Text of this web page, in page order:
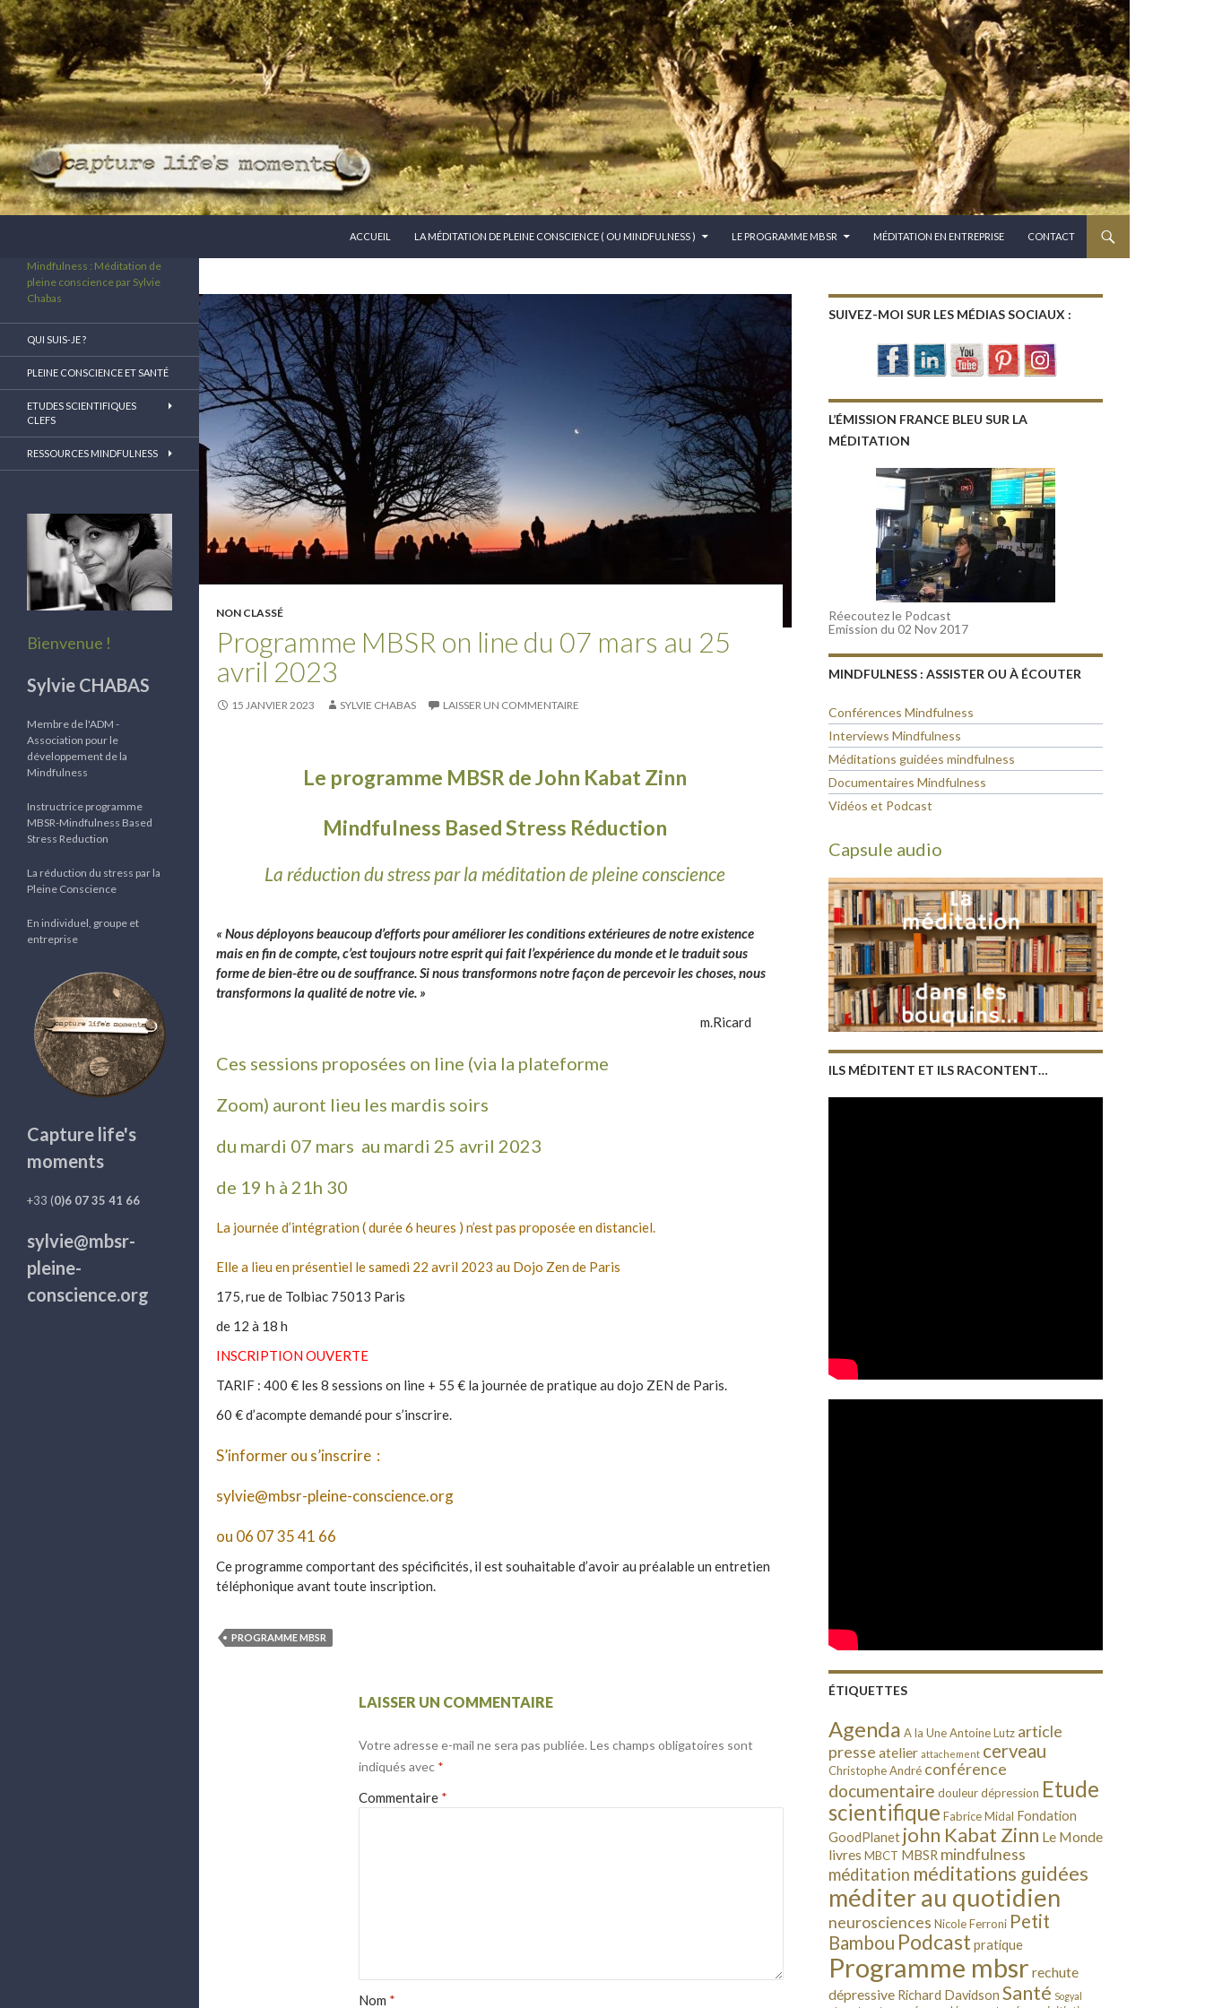
ACCUEIL
LA MÉDITATION DE PLEINE CONSCIENCE ( OU MINDFULNESS ) LE PROGRAMME MBSR MÉDITATION EN ENTREPRISE CONTACT
NON CLASSÉ
Programme MBSR on line du 07 mars au 25
avril 2023
15 JANVIER 2023 SYLVIE CHABAS LAISSER UN COMMENTAIRE
Le programme MBSR de John Kabat Zinn
Mindfulness BasedStress Réduction
La réduction du stress par la méditation de pleine conscience
« Nous déployons beaucoup d’efforts pour améliorer les conditions extérieures de notre existence
mais en fin de compte, c’est toujours notre esprit qui fait l’expérience du monde et le traduit sous
forme de bien-être ou de souffrance. Si nous transformons notre façon de percevoir les choses, nous
transformons la qualité de notre vie. »
m.Ricard
Ces sessions proposées on line (via la plateforme
Zoom) auront lieu les mardis soirs
du mardi 07 mars au mardi 25 avril 2023
de 19 h à 21h 30
La journée d’intégration ( durée 6 heures ) n’est pas proposée en distanciel.
Elle a lieu en présentiel le samedi 22 avril 2023 au Dojo Zen de Paris
175, rue de Tolbiac 75013 Paris
de 12 à 18 h
INSCRIPTION OUVERTE
TARIF : 400 € les 8 sessions on line + 55 € la journée de pratique au dojo ZEN de Paris.
60 € d’acompte demandé pour s’inscrire.
S’informer ou s’inscrire :
sylvie@mbsr-pleine-conscience.org
ou 06 07 35 41 66
Ce programme comportant des spécificités, il est souhaitable d’avoir au préalable un entretien
téléphonique avant toute inscription.
PROGRAMME MBSR
LAISSER UN COMMENTAIRE
Votre adresse e-mail ne sera pas publiée. Les champs obligatoires sont
indiqués avec *
Commentaire *
Nom *
SUIVEZ-MOI SUR LES MÉDIAS SOCIAUX :
L’ÉMISSION FRANCE BLEU SUR LA
MÉDITATION
Réecoutez le Podcast
Emission du 02 Nov 2017
MINDFULNESS : ASSISTER OU À ÉCOUTER
Conférences Mindfulness
Interviews Mindfulness
Méditations guidées mindfulness
Documentaires Mindfulness
Vidéos et Podcast
Capsule audio
ILS MÉDITENT ET ILS RACONTENT…
ÉTIQUETTES
Agenda A la UneAntoine Lutz article
presse atelier attachement cerveau
Christophe André conférence
documentaire douleurdépression Etude
scientifique Fabrice Midal Fondation
GoodPlanet john Kabat Zinn Le Monde
livres MBCT MBSR mindfulness
méditation méditations guidées
méditer au quotidien
neurosciences Nicole Ferroni Petit
Bambou Podcast pratique
Programme mbsr rechute
dépressive Richard Davidson Santé Sogyal
Mindfulness : Méditation de
pleine conscience par Sylvie
Chabas
QUI SUIS-JE ?
PLEINE CONSCIENCE ET SANTÉ
ETUDES SCIENTIFIQUES
CLEFS
RESSOURCES MINDFULNESS
Bienvenue !
Sylvie CHABAS
Membre de l'ADM -
Association pour le
développement de la
Mindfulness
Instructrice programme
MBSR-Mindfulness Based
Stress Reduction
La réduction du stress par la
Pleine Conscience
En individuel, groupe et
entreprise
Capture life's
moments
+33 (0)6 07 35 41 66
sylvie@mbsr-
pleine-
conscience.org